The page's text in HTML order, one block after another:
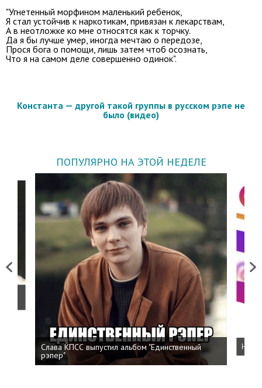
"Угнетенный морфином маленький ребенок,
Я стал устойчив к наркотикам, привязан к лекарствам,
А в неотложке ко мне относятся как к торчку.
Да я бы лучше умер, иногда мечтаю о передозе,
Прося бога о помощи, лишь затем чтоб осознать,
Что я на самом деле совершенно одинок".
Константа — другой такой группы в русском рэпе не
было (видео)
ПОПУЛЯРНО НА ЭТОЙ НЕДЕЛЕ
Previous
Слава КПСС выпустил альбом "Единственный
рэпер"
Next